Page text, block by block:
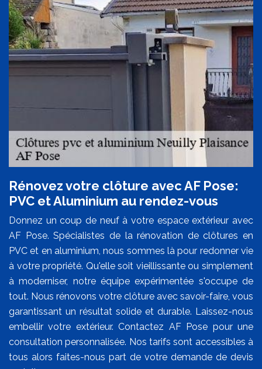
Rénovez votre clôture avec AF Pose:
PVC et Aluminium au rendez-vous
Donnez un coup de neuf à votre espace extérieur avec
AF Pose. Spécialistes de la rénovation de clôtures en
PVC et en aluminium, nous sommes là pour redonner vie
à votre propriété. Qu'elle soit vieillissante ou simplement
à moderniser, notre équipe expérimentée s'occupe de
tout. Nous rénovons votre clôture avec savoir-faire, vous
garantissant un résultat solide et durable. Laissez-nous
embellir votre extérieur. Contactez AF Pose pour une
consultation personnalisée. Nos tarifs sont accessibles à
tous alors faites-nous part de votre demande de devis